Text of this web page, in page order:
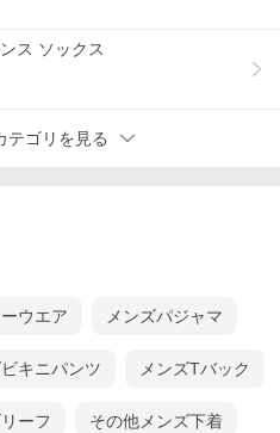
ス ソックス
テゴリを見る
ウエア メンズパジャマ
キニパンツ メンズTバック
ーフ その他メンズ下着